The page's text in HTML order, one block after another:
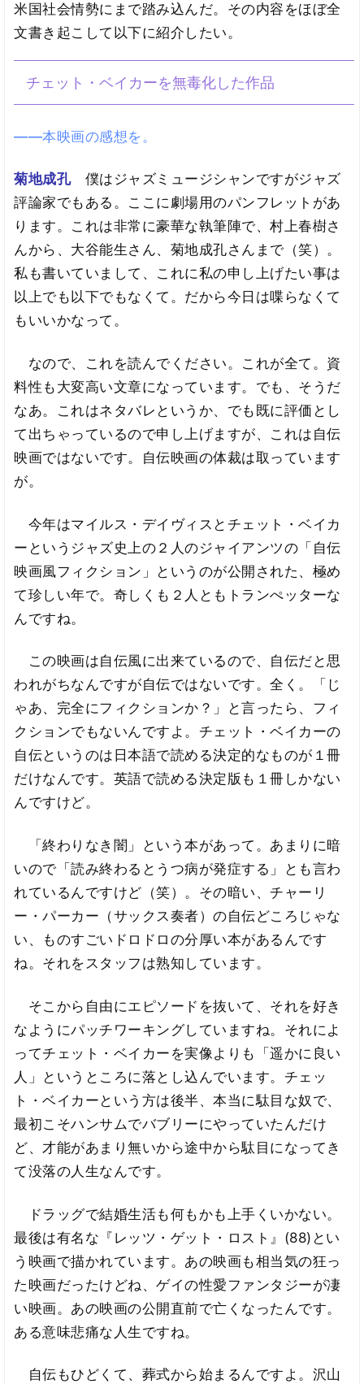
米国社会情勢にまで踏み込んだ。その内容をほぼ全
文書き起こして以下に紹介したい。
チェット・ベイカーを無毒化した作品
――本映画の感想を。
菊地成孔 僕はジャズミュージシャンですがジャズ
評論家でもある。ここに劇場用のパンフレットがあ
ります。これは非常に豪華な執筆陣で、村上春樹さ
んから、大谷能生さん、菊地成孔さんまで（笑）。
私も書いていまして、これに私の申し上げたい事は
以上でも以下でもなくて。だから今日は喋らなくて
もいいかなって。
なので、これを読んでください。これが全て。資
料性も大変高い文章になっています。でも、そうだ
なあ。これはネタバレというか、でも既に評価とし
て出ちゃっているので申し上げますが、これは自伝
映画ではないです。自伝映画の体裁は取っています
が。
今年はマイルス・デイヴィスとチェット・ベイカ
ーというジャズ史上の２人のジャイアンツの「自伝
映画風フィクション」というのが公開された、極め
て珍しい年で。奇しくも２人ともトランぺッターな
んですね。
この映画は自伝風に出来ているので、自伝だと思
われがちなんですが自伝ではないです。全く。「じ
ゃあ、完全にフィクションか？」と言ったら、フィ
クションでもないんですよ。チェット・ベイカーの
自伝というのは日本語で読める決定的なものが１冊
だけなんです。英語で読める決定版も１冊しかない
んですけど。
「終わりなき闇」という本があって。あまりに暗
いので「読み終わるとうつ病が発症する」とも言わ
れているんですけど（笑）。その暗い、チャーリ
ー・パーカー（サックス奏者）の自伝どころじゃな
い、ものすごいドロドロの分厚い本があるんです
ね。それをスタッフは熟知しています。
そこから自由にエピソードを抜いて、それを好き
なようにパッチワーキングしていますね。それによ
ってチェット・ベイカーを実像よりも「遥かに良い
人」というところに落とし込んでいます。チェッ
ト・ベイカーという方は後半、本当に駄目な奴で、
最初こそハンサムでバブリーにやっていたんだけ
ど、才能があまり無いから途中から駄目になってき
て没落の人生なんです。
ドラッグで結婚生活も何もかも上手くいかない。
最後は有名な『レッツ・ゲット・ロスト』(88)とい
う映画で描かれています。あの映画も相当気の狂っ
た映画だったけどね、ゲイの性愛ファンタジーが凄
い映画。あの映画の公開直前で亡くなったんです。
ある意味悲痛な人生ですね。
自伝もひどくて、葬式から始まるんですよ。沢山